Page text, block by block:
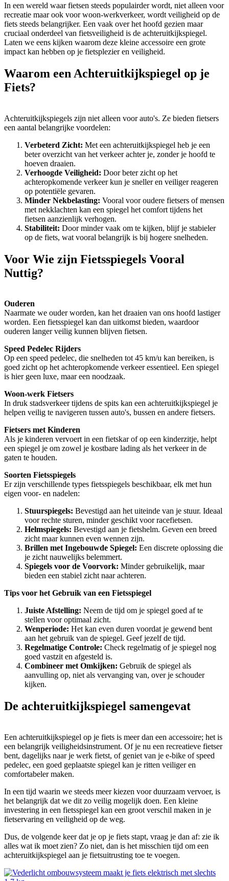
In een wereld waar fietsen steeds populairder wordt, niet alleen voor
recreatie maar ook voor woon-werkverkeer, wordt veiligheid op de
fiets steeds belangrijker. Een vaak over het hoofd gezien maar
cruciaal onderdeel van fietsveiligheid is de achteruitkijkspiegel.
Laten we eens kijken waarom deze kleine accessoire een grote
impact kan hebben op je fietsplezier en veiligheid.
Waarom een Achteruitkijkspiegel op je
Fiets?
Achteruitkijkspiegels zijn niet alleen voor auto's. Ze bieden fietsers
een aantal belangrijke voordelen:
Verbeterd Zicht: Met een achteruitkijkspiegel heb je een
beter overzicht van het verkeer achter je, zonder je hoofd te
hoeven draaien.
Verhoogde Veiligheid: Door beter zicht op het
achteropkomende verkeer kun je sneller en veiliger reageren
op potentiële gevaren.
Minder Nekbelasting: Vooral voor oudere fietsers of mensen
met nekklachten kan een spiegel het comfort tijdens het
fietsen aanzienlijk verhogen.
Stabiliteit: Door minder vaak om te kijken, blijf je stabieler
op de fiets, wat vooral belangrijk is bij hogere snelheden.
Voor Wie zijn Fietsspiegels Vooral
Nuttig?
Ouderen
Naarmate we ouder worden, kan het draaien van ons hoofd lastiger
worden. Een fietsspiegel kan dan uitkomst bieden, waardoor
ouderen langer veilig kunnen blijven fietsen.
Speed Pedelec Rijders
Op een speed pedelec, die snelheden tot 45 km/u kan bereiken, is
goed zicht op het achteropkomende verkeer essentieel. Een spiegel
is hier geen luxe, maar een noodzaak.
Woon-werk Fietsers
In druk stadsverkeer tijdens de spits kan een achteruitkijkspiegel je
helpen veilig te navigeren tussen auto's, bussen en andere fietsers.
Fietsers met Kinderen
Als je kinderen vervoert in een fietskar of op een kinderzitje, helpt
een spiegel je om zowel je kostbare lading als het verkeer in de
gaten te houden.
Soorten Fietsspiegels
Er zijn verschillende types fietsspiegels beschikbaar, elk met hun
eigen voor- en nadelen:
Stuurspiegels: Bevestigd aan het uiteinde van je stuur. Ideaal
voor rechte sturen, minder geschikt voor racefietsen.
Helmspiegels: Bevestigd aan je fietshelm. Geven een breed
zicht maar kunnen even wennen zijn.
Brillen met Ingebouwde Spiegel: Een discrete oplossing die
je zicht nauwelijks belemmert.
Spiegels voor de Voorvork: Minder gebruikelijk, maar
bieden een stabiel zicht naar achteren.
Tips voor het Gebruik van een Fietsspiegel
Juiste Afstelling: Neem de tijd om je spiegel goed af te
stellen voor optimaal zicht.
Wenperiode: Het kan even duren voordat je gewend bent
aan het gebruik van de spiegel. Geef jezelf de tijd.
Regelmatige Controle: Check regelmatig of je spiegel nog
goed vastzit en afgesteld is.
Combineer met Omkijken: Gebruik de spiegel als
aanvulling op, niet als vervanging van, over je schouder
kijken.
De achteruitkijkspiegel samengevat
Een achteruitkijkspiegel op je fiets is meer dan een accessoire; het is
een belangrijk veiligheidsinstrument. Of je nu een recreatieve fietser
bent, dagelijks naar je werk fietst, of geniet van je e-bike of speed
pedelec, een goed geplaatste spiegel kan je ritten veiliger en
comfortabeler maken.
In een tijd waarin we steeds meer kiezen voor duurzaam vervoer, is
het belangrijk dat we dit zo veilig mogelijk doen. Een kleine
investering in een fietsspiegel kan een groot verschil maken in je
fietservaring en veiligheid op de weg.
Dus, de volgende keer dat je op je fiets stapt, vraag je dan af: zie ik
alles wat ik moet zien? Zo niet, dan is het misschien tijd om een
achteruitkijkspiegel aan je fietsuitrusting toe te voegen.